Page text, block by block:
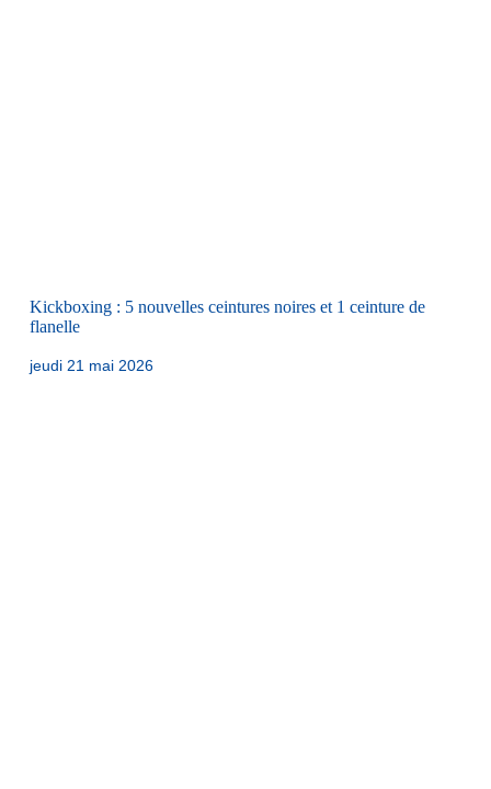
Kickboxing : 5 nouvelles ceintures noires et 1 ceinture de
flanelle
jeudi 21 mai 2026